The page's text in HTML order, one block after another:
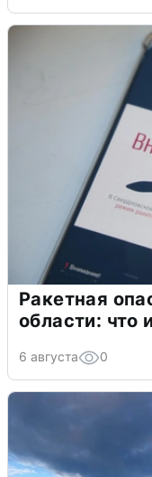
Ракетная
области: что
6 августа 0